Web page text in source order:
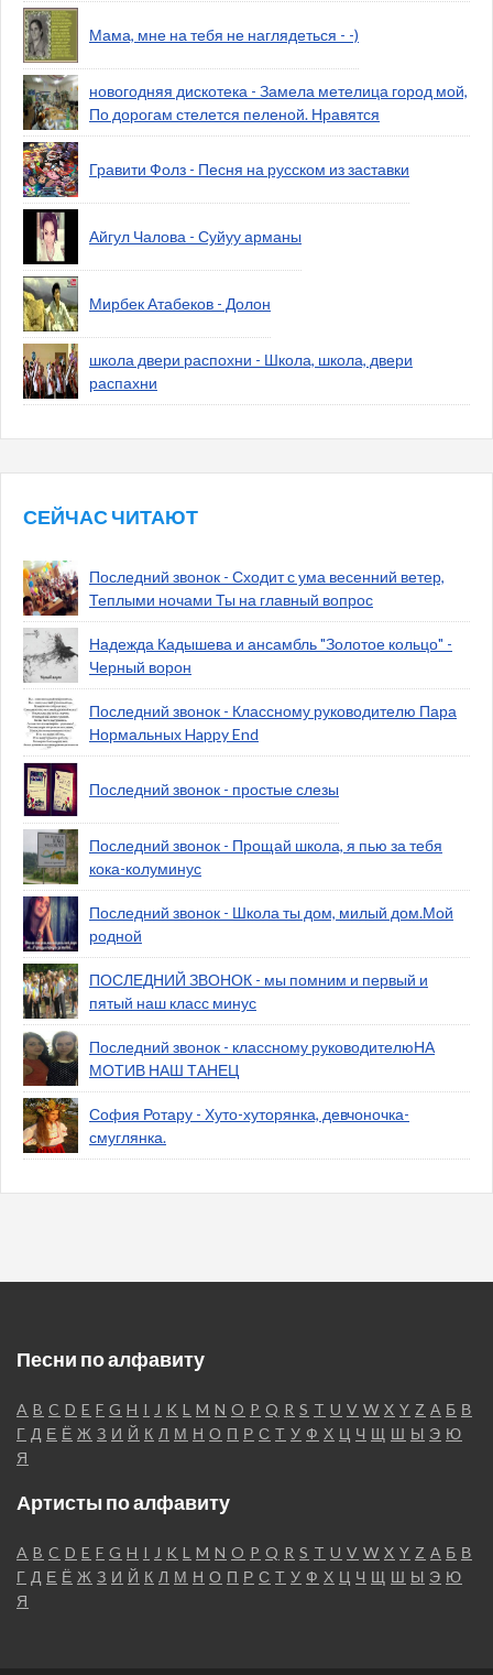
Мама, мне на тебя не наглядеться - -)
новогодняя дискотека - Замела метелица город мой,
По дорогам стелется пеленой. Нравятся
Гравити Фолз - Песня на русском из заставки
Айгул Чалова - Суйуу арманы
Мирбек Атабеков - Долон
школа двери распохни - Школа, школа, двери
распахни
СЕЙЧАС ЧИТАЮТ
Последний звонок - Сходит с ума весенний ветер,
Теплыми ночами Ты на главный вопрос
Надежда Кадышева и ансамбль "Золотое кольцо" -
Черный ворон
Последний звонок - Классному руководителю Пара
Нормальных Happy End
Последний звонок - простые слезы
Последний звонок - Прощай школа, я пью за тебя
кока-колуминус
Последний звонок - Школа ты дом, милый дом.Мой
родной
ПОСЛЕДНИЙ ЗВОНОК - мы помним и первый и
пятый наш класс минус
Последний звонок - классному руководителюНА
МОТИВ НАШ ТАНЕЦ
София Ротару - Хуто-хуторянка, девчоночка-
смуглянка.
Песни по алфавиту
A B C D E F G H I J K L M N O P Q R S T U V W X Y Z А Б В
Г Д Е Ё Ж З И Й К Л М Н О П Р С Т У Ф Х Ц Ч Щ Ш Ы Э Ю
Я
Артисты по алфавиту
A B C D E F G H I J K L M N O P Q R S T U V W X Y Z А Б В
Г Д Е Ё Ж З И Й К Л М Н О П Р С Т У Ф Х Ц Ч Щ Ш Ы Э Ю
Я